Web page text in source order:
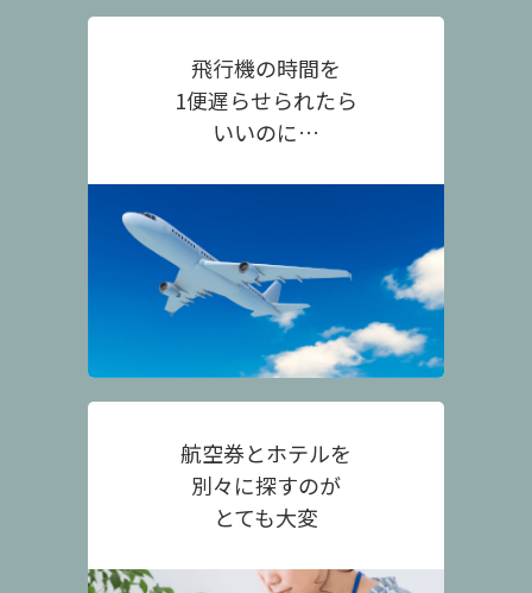
飛行機の時間を
1便遅らせられたら
いいのに…
航空券とホテルを
別々に探すのが
とても大変